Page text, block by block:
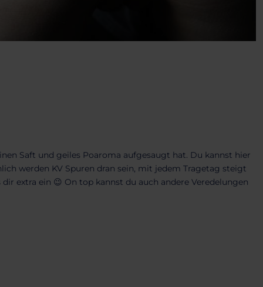
Saft und geiles Poaroma aufgesaugt hat. Du kannst hier
werden KV Spuren dran sein, mit jedem Tragetag steigt
extra ein 😉 On top kannst du auch andere Veredelungen